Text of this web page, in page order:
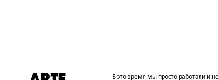
В это время мы просто работали и